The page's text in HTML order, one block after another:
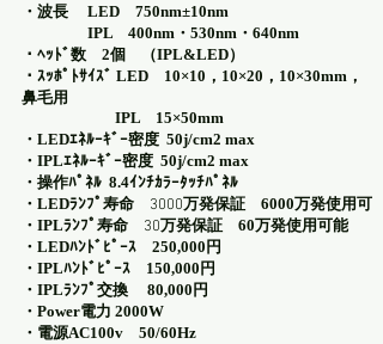
・波長 LED 750nm±10nm
IPL 400nm・530nm・640nm
・ﾍｯﾄﾞ数 2個 （IPL&LED）
・ｽｯﾎﾟﾄｻｲｽﾞ LED 10×10，10×20，10×30mm，
鼻毛用
IPL 15×50mm
・LEDｴﾈﾙｰｷﾞｰ密度 50j/cm2 max
・IPLｴﾈﾙｰｷﾞｰ密度 50j/cm2 max
・操作ﾊﾟﾈﾙ 8.4ｲﾝﾁｶﾗｰﾀｯﾁﾊﾟﾈﾙ
・LEDﾗﾝﾌﾟ寿命 3000万発保証 6000万発使用可
・IPLﾗﾝﾌﾟ寿命 30万発保証 60万発使用可能
・LEDﾊﾝﾄﾞﾋﾟｰｽ 250,000円
・IPLﾊﾝﾄﾞﾋﾟｰｽ 150,000円
・IPLﾗﾝﾌﾟ交換 80,000円
・Power電力 2000W
・電源AC100v 50/60Hz